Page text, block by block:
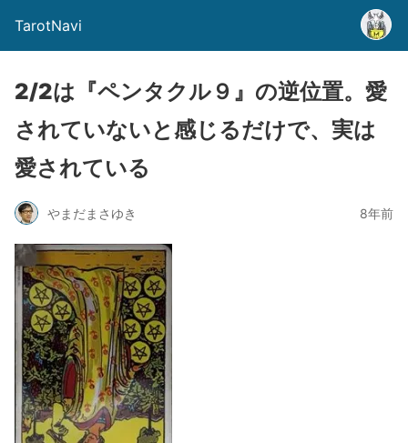
TarotNavi
2/2は『ペンタクル９』の逆位置。愛
されていないと感じるだけで、実は
愛されている
やまだまさゆき 8年前